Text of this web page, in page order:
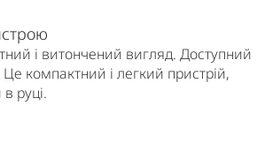
і витончений вигляд. Доступний
компактний і легкий пристрій,
руці.